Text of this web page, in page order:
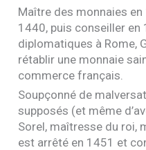
Maître des monnaies
1440, puis conseiller
diplomatiques à Rome,
rétablir une monnaie
commerce français.
Soupçonné de
supposés (et même
Sorel, maîtresse du roi,
est arrêté en 1451 et